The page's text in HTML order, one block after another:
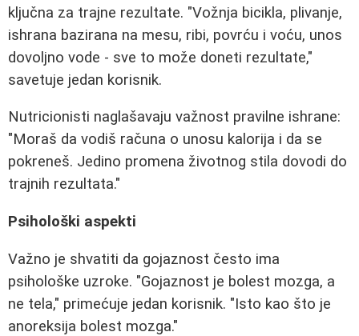
ključna za trajne rezultate. "Vožnja bicikla, plivanje,
ishrana bazirana na mesu, ribi, povrću i voću, unos
dovoljno vode - sve to može doneti rezultate,"
savetuje jedan korisnik.
Nutricionisti naglašavaju važnost pravilne ishrane:
"Moraš da vodiš računa o unosu kalorija i da se
pokreneš. Jedino promena životnog stila dovodi do
trajnih rezultata."
Psihološki aspekti
Važno je shvatiti da gojaznost često ima
psihološke uzroke. "Gojaznost je bolest mozga, a
ne tela," primećuje jedan korisnik. "Isto kao što je
anoreksija bolest mozga."